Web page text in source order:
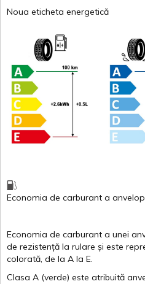
Noua eticheta energetică
Economia de carburant a
Economia de carburant a unei
de rezistență la rulare și este
colorată, de la A la E.
Clasa A (verde) este atribuită